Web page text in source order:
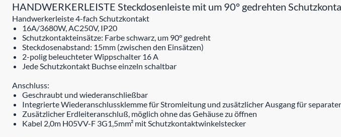
HANDWERKERLEISTE Steckdosenleiste mit um 90° gedrehten
Handwerkerleiste 4-fach Schutzkontakt
16A/3680W, AC250V, IP20
Schutzkontakteinsätze: Farbe schwarz, um 90° gedreht
Steckdosenabstand: 15mm (zwischen den Einsätzen)
2-polig beleuchteter Wippschalter 16 A
Jede Schutzkontakt Buchse einzeln schaltbar
Anschluss:
Geschraubt und wiederanschließbar
Integrierte Wiederanschlussklemme für Stromleitung und zusätzlicher Ausgang für
Zusätzlicher Erdleiteranschluß, möglich ohne das Gehäuse zu öffnen
Kabel 2,0m H05VV-F 3G1,5mm² mit Schutzkontaktwinkelstecker